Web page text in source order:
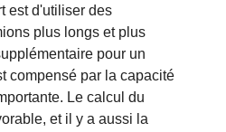
est d'utiliser des
plus longs et plus
pour un
compensé par la capacité
Le calcul du
et il y a aussi la